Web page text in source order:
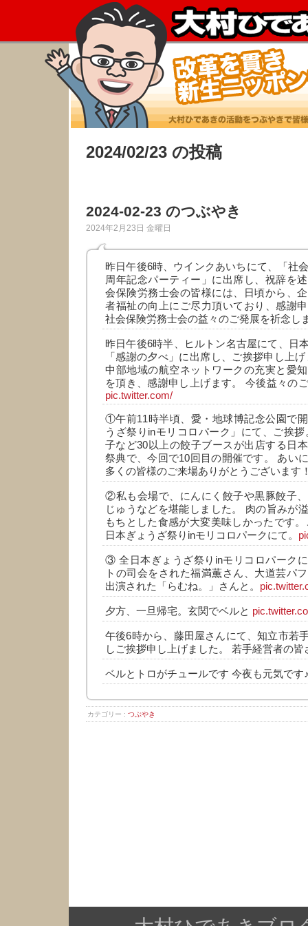
2024/02/23 の投稿
2024-02-23 のつぶやき
2024年2月23日 金曜日
昨日午後6時、ウインクあいちにて、「社
周年記念パーティー」に出席し、祝辞を
会保険労務士会の皆様には、日頃から、
者福祉の向上にご尽力頂いており、感謝
社会保険労務士会の益々のご発展を祈念し
昨日午後6時半、ヒルトン名古屋にて、日
「感謝の夕べ」に出席し、ご挨拶申し上
中部地域の航空ネットワークの充実と愛
を頂き、感謝申し上げます。 今後益々の
pic.twitter.com/
①午前11時半頃、愛・地球博記念公園で
うざ祭りinモリコロパーク」にて、ご挨
子など30以上の餃子ブースが出店する日
祭典で、今回で10回目の開催です。 あい
多くの皆様のご来場ありがとうございます
②私も会場で、にんにく餃子や黒豚餃子
じゅうなどを堪能しました。 肉の旨みが
もちとした食感が大変美味しかったです
日本ぎょうざ祭りinモリコロパークにて。
③ 全日本ぎょうざ祭りinモリコロパーク
トの司会をされた福満薫さん、大道芸パ
出演された「らむね。」さんと。
夕方、一旦帰宅。玄関でベルと
午後6時から、藤田屋さんにて、知立市若
しご挨拶申し上げました。 若手経営者の皆
ベルとトロがチュールです 今夜も元気です
カテゴリー : つぶやき